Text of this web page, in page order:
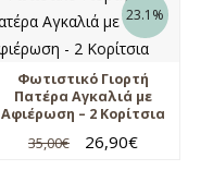
23.1%
Φωτιστικό Γιορτή
Πατέρα Αγκαλιά με
Αφιέρωση – 2 Κορίτσια
35,00€ 26,90€